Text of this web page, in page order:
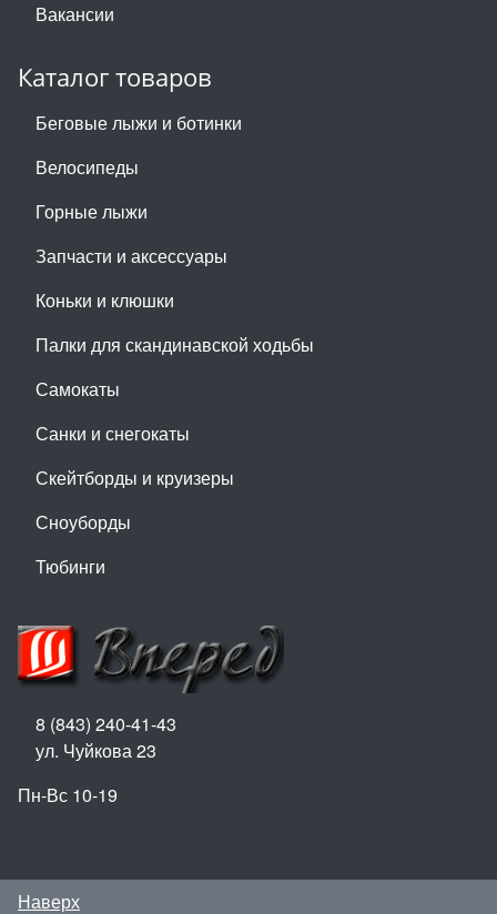
Вакансии
Каталог товаров
Беговые лыжи и ботинки
Велосипеды
Горные лыжи
Запчасти и аксессуары
Коньки и клюшки
Палки для скандинавской ходьбы
Самокаты
Санки и снегокаты
Скейтборды и круизеры
Сноуборды
Тюбинги
8 (843) 240-41-43
ул. Чуйкова 23
Пн-Вс 10-19
Наверх